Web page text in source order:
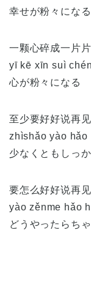
幸せが粉々になる
一颗心碎成一片片
yī kē xīn suì
心が粉々になる
至少要好好说再见
zhìshǎo yào
少なくともしっ
要怎么好好说再见
yào zěnme hǎo
どうやったらち